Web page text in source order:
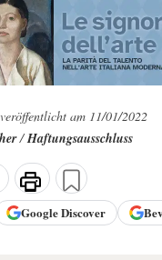
am 11/01/2022
/Haftungsausschluss
GoogleDiscover